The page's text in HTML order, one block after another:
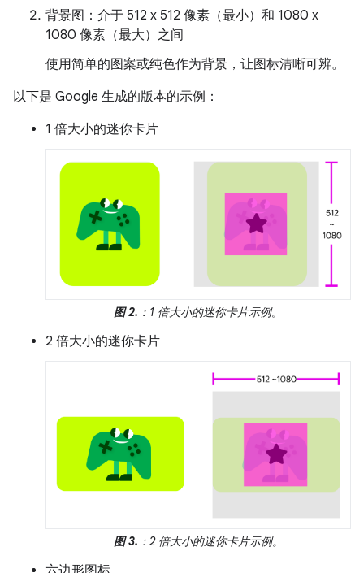
背景图：介于 512 x 512 像素（最小）和 1080 x
1080 像素（最大）之间
使用简单的图案或纯色作为背景，让图标清晰可辨。
以下是 Google 生成的版本的示例：
1 倍大小的迷你卡片
图 2. ：1 倍大小的迷你卡片示例。
2 倍大小的迷你卡片
图 3. ：2 倍大小的迷你卡片示例。